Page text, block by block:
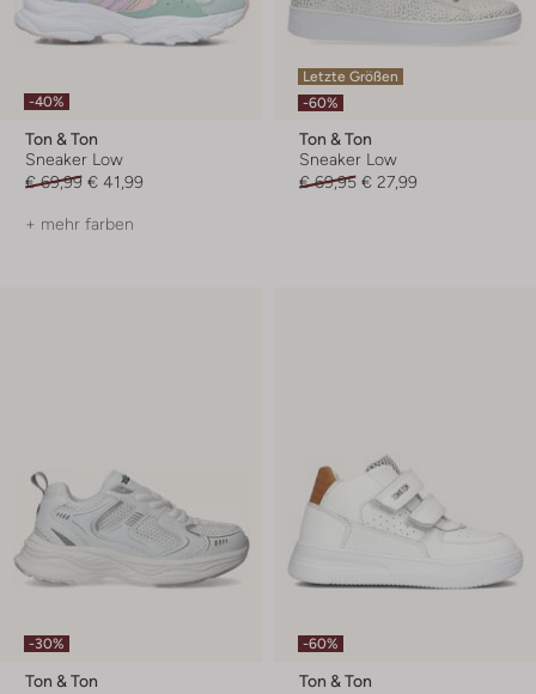
-40%
Ton & Ton
Sneaker Low
€ 69,99 € 41,99
+ mehr farben
Letzte Größen
-60%
Ton & Ton
Sneaker Low
€ 69,95 € 27,99
-30%
Ton & Ton
-60%
Ton & Ton